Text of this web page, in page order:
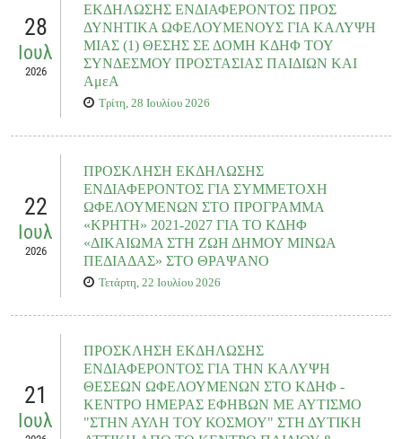
28
Ιουλ
2026
ΕΚΔΗΛΩΣΗΣ ΕΝΔΙΑΦΕΡΟΝΤΟΣ ΠΡΟΣ
ΔΥΝΗΤΙΚΑ ΩΦΕΛΟΥΜΕΝΟΥΣ ΓΙΑ ΚΑΛΥΨΗ
ΜΙΑΣ (1) ΘΕΣΗΣ ΣΕ ΔΟΜΗ ΚΔΗΦ ΤΟΥ
ΣΥΝΔΕΣΜΟΥ ΠΡΟΣΤΑΣΙΑΣ ΠΑΙΔΙΩΝ ΚΑΙ
ΑμεΑ
Τρίτη, 28 Ιουλίου 2026
22
Ιουλ
2026
ΠΡΟΣΚΛΗΣΗ ΕΚΔΗΛΩΣΗΣ
ΕΝΔΙΑΦΕΡΟΝΤΟΣ ΓΙΑ ΣΥΜΜΕΤΟΧΗ
ΩΦΕΛΟΥΜΕΝΩΝ ΣΤΟ ΠΡΟΓΡΑΜΜΑ
«ΚΡΗΤΗ» 2021-2027 ΓΙΑ ΤΟ ΚΔΗΦ
«ΔΙΚΑΙΩΜΑ ΣΤΗ ΖΩΗ ΔΗΜΟΥ ΜΙΝΩΑ
ΠΕΔΙΑΔΑΣ» ΣΤΟ ΘΡΑΨΑΝΟ
Τετάρτη, 22 Ιουλίου 2026
21
Ιουλ
ΠΡΟΣΚΛΗΣΗ ΕΚΔΗΛΩΣΗΣ
ΕΝΔΙΑΦΕΡΟΝΤΟΣ ΓΙΑ ΤΗΝ ΚΑΛΥΨΗ
ΘΕΣΕΩΝ ΩΦΕΛΟΥΜΕΝΩΝ ΣΤΟ ΚΔΗΦ -
ΚΕΝΤΡΟ ΗΜΕΡΑΣ ΕΦΗΒΩΝ ΜΕ ΑΥΤΙΣΜΟ
"ΣΤΗΝ ΑΥΛΗ ΤΟΥ ΚΟΣΜΟΥ" ΣΤΗ ΔΥΤΙΚΗ